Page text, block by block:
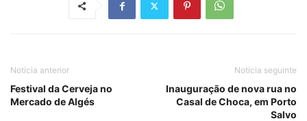
Notícia anterior
Festival da Cerveja no
Mercado de Algés
Notícia seguinte
Inauguração de nova rua no
Casal de Choca, em Porto
Salvo